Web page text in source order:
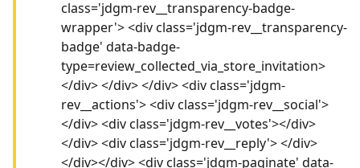
class='jdgm-rev__transparency-badge-
wrapper'> <div class='jdgm-rev__transparency-
badge' data-badge-
type=review_collected_via_store_invitation>
</div> </div> </div> <div class='jdgm-
rev__actions'> <div class='jdgm-rev__social'>
</div> <div class='jdgm-rev__votes'></div>
</div> <div class='jdgm-rev__reply'> </div>
</div></div> <div class='jdgm-paginate' data-